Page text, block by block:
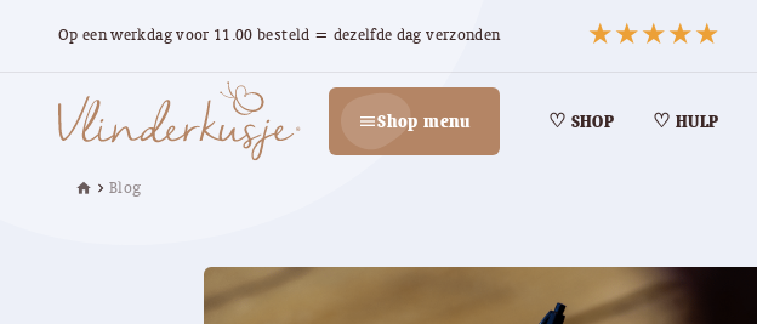
Op een werkdag voor 11.00 besteld = dezelfde dag verzonden
menuShop menu ♡ SHOP ♡ HULP
home chevron_right Blog